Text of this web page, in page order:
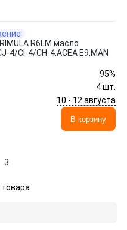
R6LM масло
4/CI-4/CH-4,ACEA E9,MAN
95%
4 шт.
10 - 12 августа
В корзину
3